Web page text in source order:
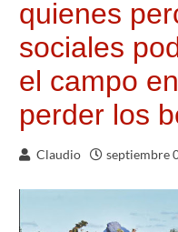
quienes
sociales
el campo
perder los
Claudio septiembre